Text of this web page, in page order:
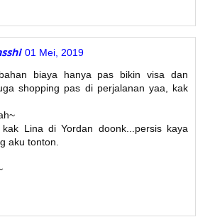
01 Mei, 2019
biaya hanya pas bikin visa dan
shopping pas di perjalanan yaa, kak
kak Lina di Yordan doonk...persis kaya
aku tonton.